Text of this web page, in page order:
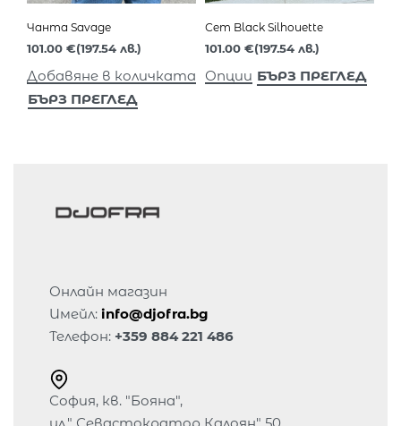
Чанта Savage
101.00 €(197.54 лв.)
Добавяне в количката
БЪРЗ ПРЕГЛЕД
Сет Black Silhouette
101.00 €(197.54 лв.)
Опции БЪРЗ ПРЕГЛЕД
Онлайн магазин
Имейл: info@djofra.bg
Телефон: +359 884 221 486
София, кв. "Бояна",